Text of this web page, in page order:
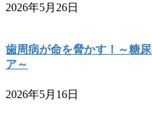
2026年5月26日
歯周病が命を脅かす！～糖
ア～
2026年5月16日